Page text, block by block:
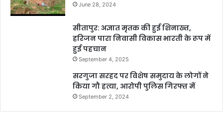
June 28, 2024
सीतापुर: अज्ञात मृतक की हुई शिनाख्त,
हरिजन पारा निवासी विकास भारती के रूप में
हुई पहचान
September 4, 2025
सरगुजा सरहद पर विशेष समुदाय के लोगों ने
किया गौ हत्या, आरोपी पुलिस गिरफ्त में
September 2, 2024